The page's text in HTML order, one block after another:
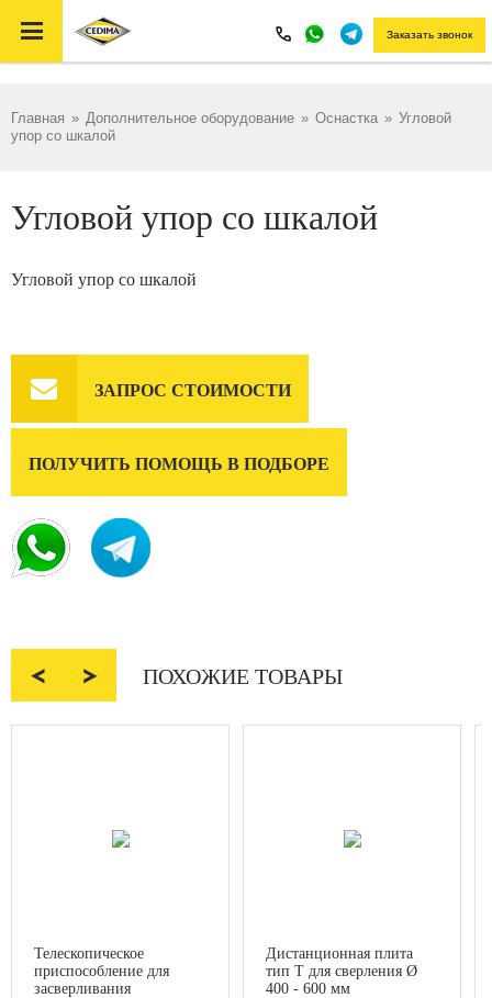
 Заказать звонок
Главная » Дополнительное оборудование » Оснастка » Угловой
упор со шкалой
Угловой упор со шкалой
Угловой упор со шкалой
 ЗАПРОС СТОИМОСТИ
ПОЛУЧИТЬ ПОМОЩЬ В ПОДБОРЕ
  ПОХОЖИЕ ТОВАРЫ
Телескопическое
приспособление для
засверливания
Дистанционная плита
тип T для сверления Ø
400 - 600 мм